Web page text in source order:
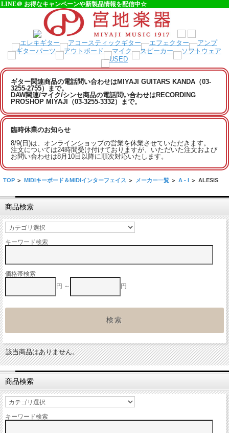
LINE＠ お得なキャンペーンや新製品情報を配信中☆
ギター関連商品の電話問い合わせはMIYAJI GUITARS KANDA（03-
3255-2755）まで。
DAW関連/マイク/シンセ商品の電話問い合わせはRECORDING
PROSHOP MIYAJI（03-3255-3332）まで。
臨時休業のお知らせ
8/9(日)は、オンラインショップの営業を休業させていただきます。
注文については24時間受け付けておりますが、いただいた注文および
お問い合わせは8月10日以降に順次対応いたします。
TOP > MIDIキーボード＆MIDIインターフェイス > メーカー一覧 > A - I > ALESIS
商品検索
キーワード検索
価格帯検索
円 ～
円
該当商品はありません。
商品検索
キーワード検索